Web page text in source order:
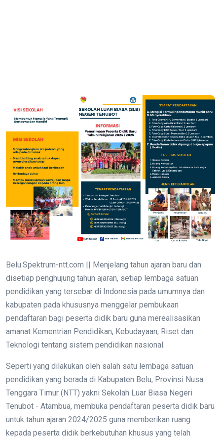
Belu.Spektrum-ntt.com || Menjelang tahun ajaran baru dan
disetiap penghujung tahun ajaran, setiap lembaga satuan
pendidikan yang tersebar di Indonesia pada umumnya dan
kabupaten pada khususnya menggelar pembukaan
pendaftaran bagi peserta didik baru guna merealisasikan
amanat Kementrian Pendidikan, Kebudayaan, Riset dan
Teknologi tentang sistem pendidikan nasional.
Seperti yang dilakukan oleh salah satu lembaga satuan
pendidikan yang berada di Kabupaten Belu, Provinsi Nusa
Tenggara Timur (NTT) yakni Sekolah Luar Biasa Negeri
Tenubot - Atambua, membuka pendaftaran peserta didik baru
untuk tahun ajaran 2024/2025 guna memberikan ruang
kepada peserta didik berkebutuhan khusus yang telah